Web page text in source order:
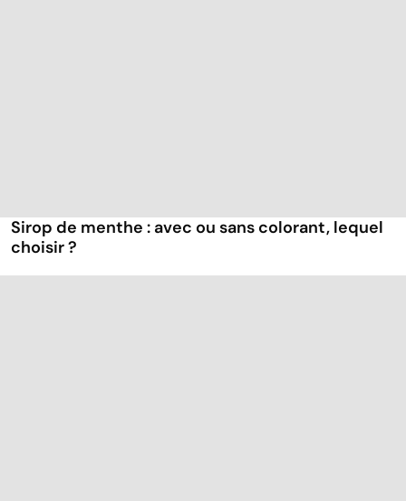
Sirop de menthe : avec ou sans colorant, lequel
choisir ?